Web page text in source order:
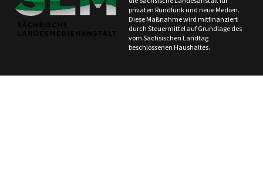
privaten Rundfunk und neue Medien.
Diese Maßnahme wird mitfinanziert
durch Steuermittel auf Grundlage des
vom Sächsischen Landtag
beschlossenen Haushaltes.